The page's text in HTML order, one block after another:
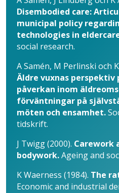
Disembodied care:
municipal policy
technologies in
social research.
A Samén, M Perlinski och
Äldre vuxnas
påverkan inom
förväntningar på
möten och ensamhet.
tidskrift.
J Twigg (2000). Carework
bodywork.Ageing and
K Waerness (1984). The
Economic and industrial